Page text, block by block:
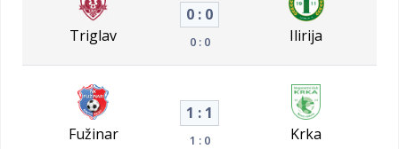
Triglav
0 : 0
0 : 0 Ilirija
Fužinar
1 : 1
1 : 0 Krka